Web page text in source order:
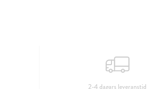
2-4 dagars leveranstid